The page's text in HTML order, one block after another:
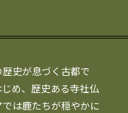
史が息づく古都で
め、歴史ある寺社仏
は鹿たちが穏やかに